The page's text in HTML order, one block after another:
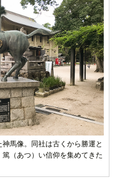
馬像。同社は古くから勝運と
（あつ）い信仰を集めてきた